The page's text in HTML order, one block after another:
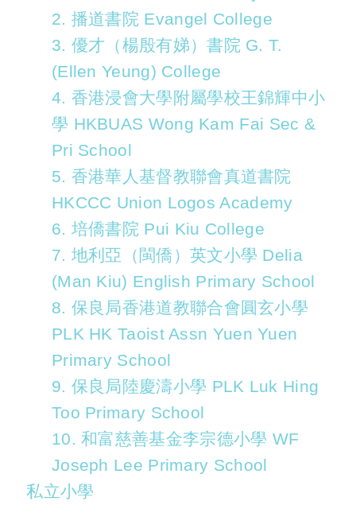
2. 播道書院 Evangel College
3. 優才（楊殷有娣）書院 G. T.
(Ellen Yeung) College
4. 香港浸會大學附屬學校王錦輝中小
學 HKBUAS Wong Kam Fai Sec &
Pri School
5. 香港華人基督教聯會真道書院
HKCCC Union Logos Academy
6. 培僑書院 Pui Kiu College
7. 地利亞（閩僑）英文小學 Delia
(Man Kiu) English Primary School
8. 保良局香港道教聯合會圓玄小學
PLK HK Taoist Assn Yuen Yuen
Primary School
9. 保良局陸慶濤小學 PLK Luk Hing
Too Primary School
10. 和富慈善基金李宗德小學 WF
Joseph Lee Primary School
私立小學